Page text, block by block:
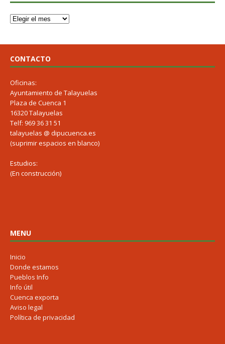
CONTACTO
Oficinas:
Ayuntamiento de Talayuelas
Plaza de Cuenca 1
16320 Talayuelas
Telf: 969 36 31 51
talayuelas @ dipucuenca.es
(suprimir espacios en blanco)
Estudios:
(En construcción)
MENU
Inicio
Donde estamos
Pueblos Info
Info útil
Cuenca exporta
Aviso legal
Política de privacidad